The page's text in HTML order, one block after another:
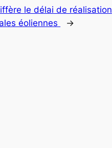
le délai de réalisation
éoliennes
→